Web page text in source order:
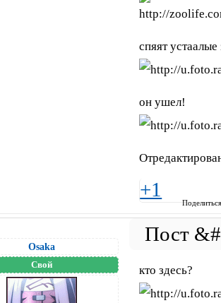
спяят
он ушел!
+1
Osaka
Свой кто здесь?